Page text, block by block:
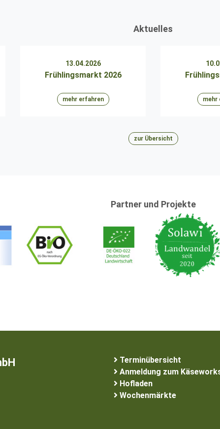
Aktuelles
13.04.2026
Frühlingsmarkt 2026
mehr erfahren mehr
zur Übersicht
Partner und Projekte
Terminübersicht
Anmeldung zum
Hofladen
Wochenmärkte